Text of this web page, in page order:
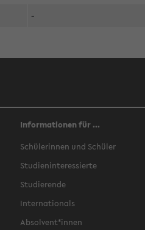
-
Informationen für ...
Schülerinnen und Schüler
Studieninteressierte
Studierende
Internationals
Absolvent*innen